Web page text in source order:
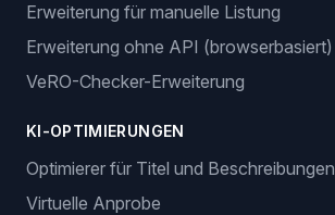
Erweiterung für manuelle Listung
Erweiterung ohne API (browserbasiert)
VeRO-Checker-Erweiterung
KI-OPTIMIERUNGEN
Optimierer für Titel und Beschreibungen
Virtuelle Anprobe